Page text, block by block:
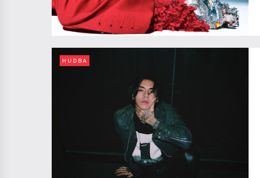
HUDBA